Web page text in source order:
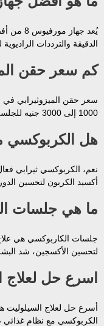
يُعد
الدقيقة والترددات
كم سعر حقن
سعر حقن الميزوثيرابي في
1000 إلى 3000 جنيه للجلسة، ويختلف حسب المنطقة وعدد الجلسات .
هل الكربوكسي
نعم، الكربوكسي ثيرابي
أكسيد الكربون لتحسين
ما هي جلسات
لتحسين الأكسجين، شد
اسرع حل لعلاج
الكربوكسي مع نظام